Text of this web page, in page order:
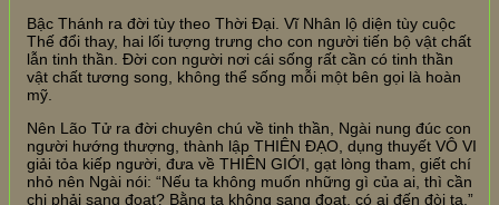
Bậc Thánh ra đời tùy theo Thời Đại. Vĩ Nhân lộ diện tùy cuộc
Thế đổi thay, hai lối tượng trưng cho con người tiến bộ vật chất
lẫn tinh thần. Đời con người nơi cái sống rất cần có tinh thần
vật chất tương song, không thể sống mỗi một bên gọi là hoàn
mỹ.
Nên Lão Tử ra đời chuyên chú về tinh thần, Ngài nung đúc con
người hướng thượng, thành lập THIÊN ĐẠO, dụng thuyết VÔ VI
giải tỏa kiếp người, đưa về THIÊN GIỚI, gạt lòng tham, giết chí
nhỏ nên Ngài nói: “Nếu ta không muốn những gì của ai, thì cần
chi phải sang đoạt? Bằng ta không sang đoạt, có ai đến đòi ta.”